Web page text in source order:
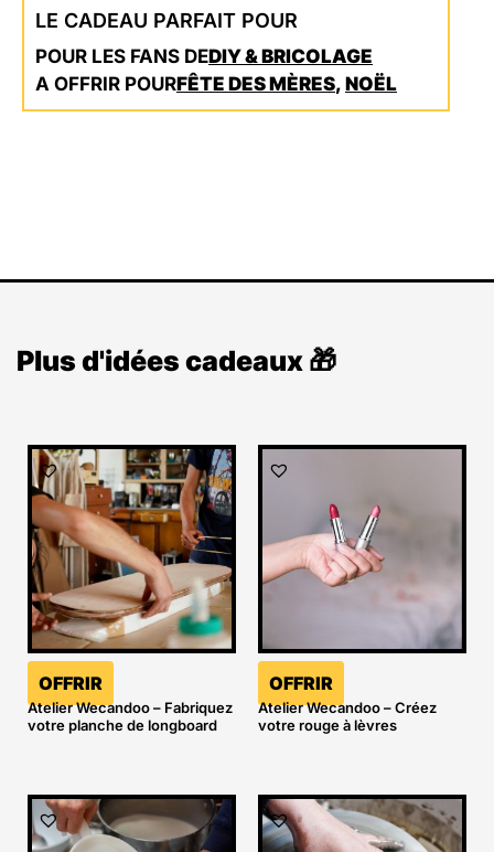
LE CADEAU PARFAIT POUR
POUR LES FANS DEDIY & BRICOLAGE
A OFFRIR POURFÊTE DES MÈRES, NOËL
Plus d'idées cadeaux 🎁
OFFRIR
Atelier Wecandoo – Fabriquez
votre planche de longboard
OFFRIR
Atelier Wecandoo – Créez
votre rouge à lèvres